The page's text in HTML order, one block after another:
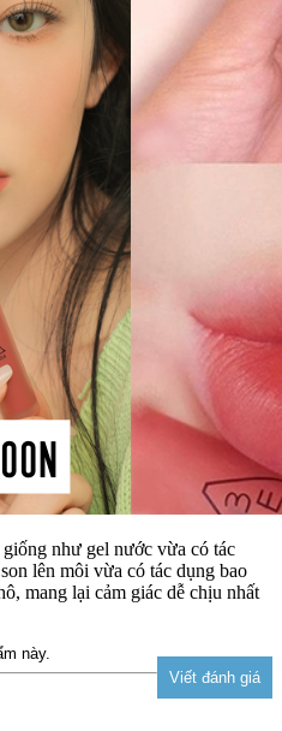
như gel nước vừa có tác
lên môi vừa có tác dụng bao
mang lại cảm giác dễ chịu nhất
này.